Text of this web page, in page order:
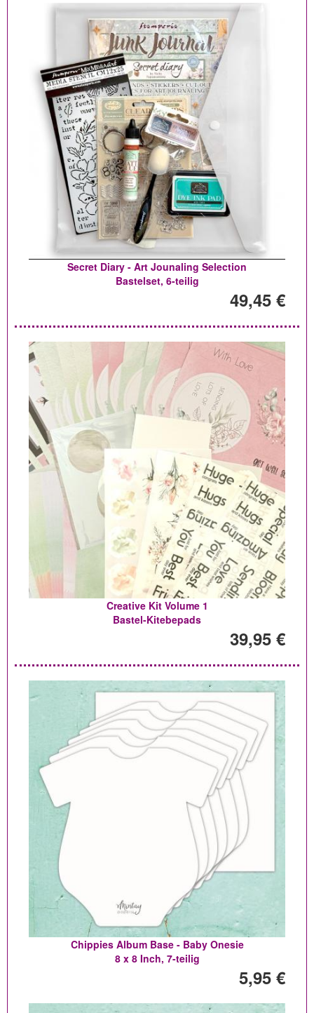
Secret Diary - Art Jounaling Selection
Bastelset, 6-teilig
49,45 €
Creative Kit Volume 1
Bastel-Kitebepads
39,95 €
Chippies Album Base - Baby Onesie
8 x 8 Inch, 7-teilig
5,95 €